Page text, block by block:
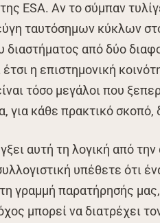
ESA. Αν το σύμπαν
ταυτόσημων κύκλων
διαστήματος από δύο
η επιστημονική
τόσο μεγάλοι που
για κάθε πρακτικό σκοπό,
αυτή τη λογική από
υπέθετε ότι
γραμμή παρατήρησής
μπορεί να διατρέχει